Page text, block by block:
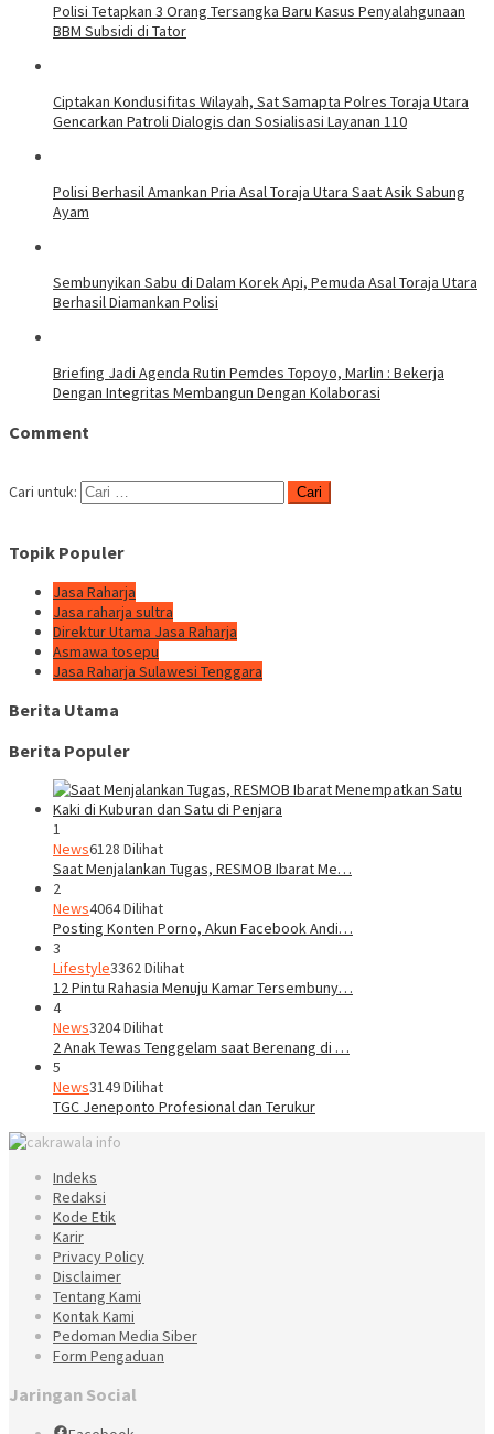
Polisi Tetapkan 3 Orang Tersangka Baru Kasus Penyalahgunaan
BBM Subsidi di Tator
Ciptakan Kondusifitas Wilayah, Sat Samapta Polres Toraja Utara
Gencarkan Patroli Dialogis dan Sosialisasi Layanan 110
Polisi Berhasil Amankan Pria Asal Toraja Utara Saat Asik Sabung
Ayam
Sembunyikan Sabu di Dalam Korek Api, Pemuda Asal Toraja Utara
Berhasil Diamankan Polisi
Briefing Jadi Agenda Rutin Pemdes Topoyo, Marlin : Bekerja
Dengan Integritas Membangun Dengan Kolaborasi
Comment
Cari untuk:
Topik Populer
Jasa Raharja
Jasa raharja sultra
Direktur Utama Jasa Raharja
Asmawa tosepu
Jasa Raharja Sulawesi Tenggara
Berita Utama
Berita Populer
1
News6128 Dilihat
Saat Menjalankan Tugas, RESMOB Ibarat Me…
2
News4064 Dilihat
Posting Konten Porno, Akun Facebook Andi…
3
Lifestyle3362 Dilihat
12 Pintu Rahasia Menuju Kamar Tersembuny…
4
News3204 Dilihat
2 Anak Tewas Tenggelam saat Berenang di …
5
News3149 Dilihat
TGC Jeneponto Profesional dan Terukur
Indeks
Redaksi
Kode Etik
Karir
Privacy Policy
Disclaimer
Tentang Kami
Kontak Kami
Pedoman Media Siber
Form Pengaduan
Jaringan Social